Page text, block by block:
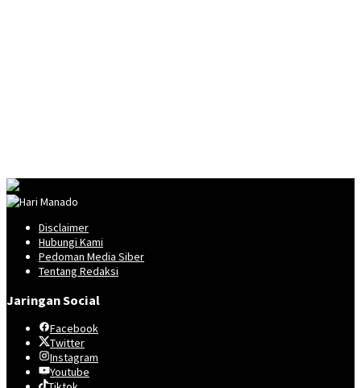
Disclaimer
Hubungi Kami
Pedoman Media Siber
Tentang Redaksi
Jaringan Social
Facebook
Twitter
Instagram
Youtube